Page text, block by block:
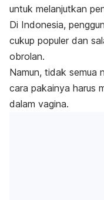
untuk melanjutkan
Di Indonesia,
cukup populer dan
obrolan.
Namun, tidak semua
cara pakainya harus
dalam vagina.